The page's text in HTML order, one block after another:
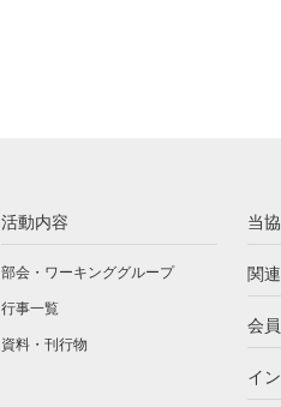
活動内容
部会・ワーキンググループ
行事一覧
資料・刊行物
当
関
会
イ